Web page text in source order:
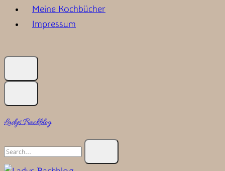
Meine Kochbücher
Impressum
Ladys Backblog
Search